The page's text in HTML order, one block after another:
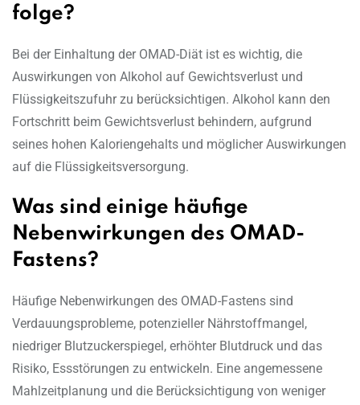
folge?
Bei der Einhaltung der OMAD-Diät ist es wichtig, die
Auswirkungen von Alkohol auf Gewichtsverlust und
Flüssigkeitszufuhr zu berücksichtigen. Alkohol kann den
Fortschritt beim Gewichtsverlust behindern, aufgrund
seines hohen Kaloriengehalts und möglicher Auswirkungen
auf die Flüssigkeitsversorgung.
Was sind einige häufige
Nebenwirkungen des OMAD-
Fastens?
Häufige Nebenwirkungen des OMAD-Fastens sind
Verdauungsprobleme, potenzieller Nährstoffmangel,
niedriger Blutzuckerspiegel, erhöhter Blutdruck und das
Risiko, Essstörungen zu entwickeln. Eine angemessene
Mahlzeitplanung und die Berücksichtigung von weniger